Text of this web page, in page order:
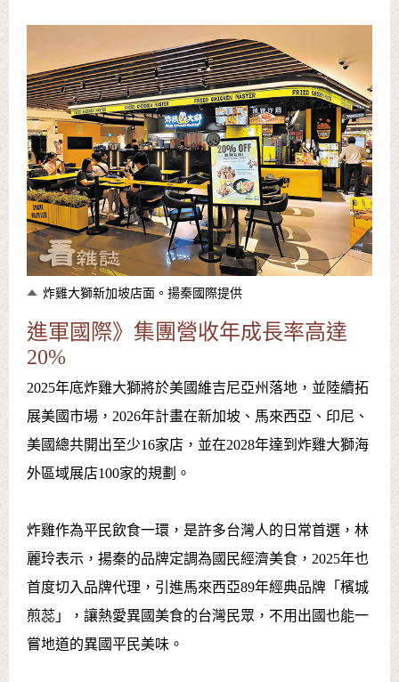
炸雞大獅新加坡店面。揚秦國際提供
進軍國際》集團營收年成長率高達
20%
2025年底炸雞大獅將於美國維吉尼亞州落地，並陸續拓
展美國市場，2026年計畫在新加坡、馬來西亞、印尼、
美國總共開出至少16家店，並在2028年達到炸雞大獅海
外區域展店100家的規劃。
炸雞作為平民飲食一環，是許多台灣人的日常首選，林
麗玲表示，揚秦的品牌定調為國民經濟美食，2025年也
首度切入品牌代理，引進馬來西亞89年經典品牌「檳城
煎蕊」，讓熱愛異國美食的台灣民眾，不用出國也能一
嘗地道的異國平民美味。